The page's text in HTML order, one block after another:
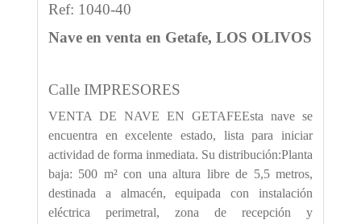
Ref: 1040-40
Nave en venta en Getafe, LOS OLIVOS
Calle IMPRESORES
VENTA DE NAVE EN GETAFEEsta nave se
encuentra en excelente estado, lista para iniciar
actividad de forma inmediata. Su distribución:Planta
baja: 500 m² con una altura libre de 5,5 metros,
destinada a almacén, equipada con instalación
eléctrica perimetral, zona de recepción y